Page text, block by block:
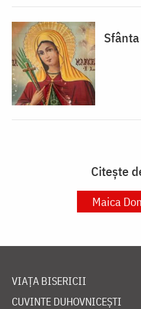
Citește
Maica
VIAȚA BISERICII
CUVINTE DUHOVNICEȘTI